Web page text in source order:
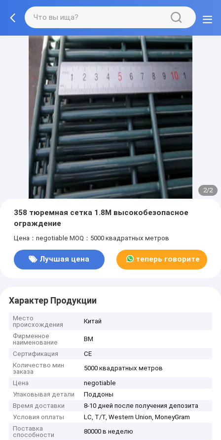
2/2
358 тюремная сетка 1.8M высокобезопасное
ограждение
Цена：negotiable MOQ：5000 квадратных метров
Лучшая цена теперь говорите
Характер Продукции
Место
происхождения
Китай
Фирменное
наименование
BM
Сертификация
CE
Количество мин
заказа
5000 квадратных метров
Цена
negotiable
Упаковывая детали
Поддоны
Время доставки
8-10 дней после получения депозита
Условия оплаты
LC, T/T, Western Union, MoneyGram
Поставка
способности
80000 в неделю